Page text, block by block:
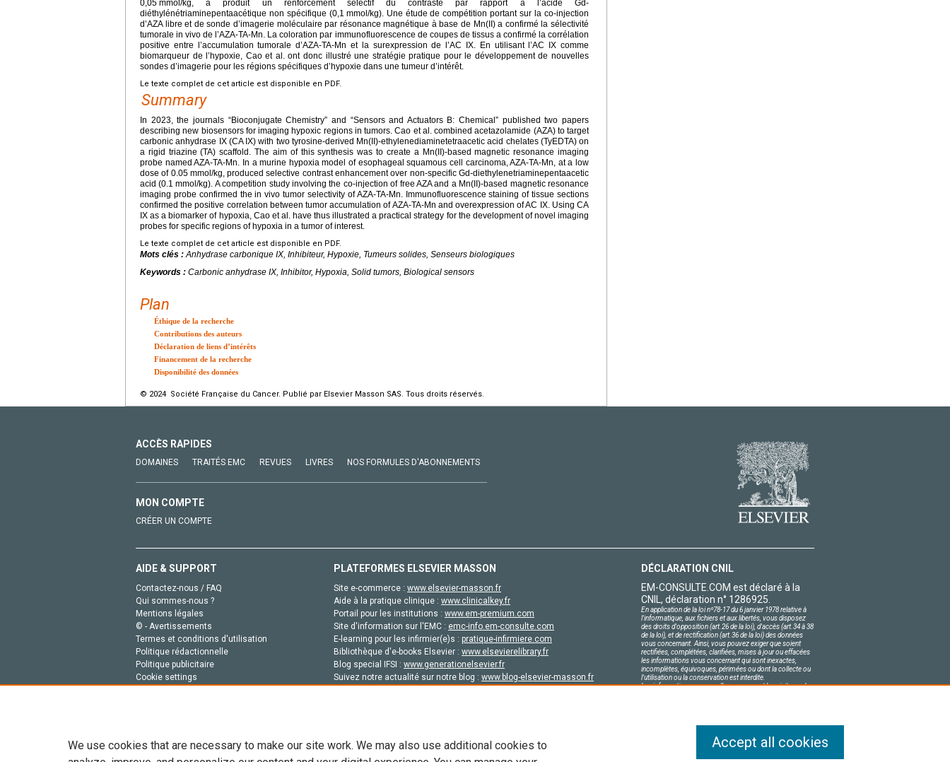
0,05 mmol/kg, a produit un renforcement sélectif du contraste par rapport à l’acide Gd-
diéthylénétriaminepentaacétique non spécifique (0,1 mmol/kg). Une étude de compétition portant sur la co-injection
d’AZA libre et de sonde d’imagerie moléculaire par résonance magnétique à base de Mn(II) a confirmé la sélectivité
tumorale in vivo de l’AZA-TA-Mn. La coloration par immunofluorescence de coupes de tissus a confirmé la corrélation
positive entre l’accumulation tumorale d’AZA-TA-Mn et la surexpression de l’AC IX. En utilisant l’AC IX comme
biomarqueur de l’hypoxie, Cao et al. ont donc illustré une stratégie pratique pour le développement de nouvelles
sondes d’imagerie pour les régions spécifiques d’hypoxie dans une tumeur d’intérêt.
Le texte complet de cet article est disponible en PDF.
Summary
In 2023, the journals “Bioconjugate Chemistry” and “Sensors and Actuators B: Chemical” published two papers
describing new biosensors for imaging hypoxic regions in tumors. Cao et al. combined acetazolamide (AZA) to target
carbonic anhydrase IX (CA IX) with two tyrosine-derived Mn(II)-ethylenediaminetetraacetic acid chelates (TyEDTA) on
a rigid triazine (TA) scaffold. The aim of this synthesis was to create a Mn(II)-based magnetic resonance imaging
probe named AZA-TA-Mn. In a murine hypoxia model of esophageal squamous cell carcinoma, AZA-TA-Mn, at a low
dose of 0.05 mmol/kg, produced selective contrast enhancement over non-specific Gd-diethylenetriaminepentaacetic
acid (0.1 mmol/kg). A competition study involving the co-injection of free AZA and a Mn(II)-based magnetic resonance
imaging probe confirmed the in vivo tumor selectivity of AZA-TA-Mn. Immunofluorescence staining of tissue sections
confirmed the positive correlation between tumor accumulation of AZA-TA-Mn and overexpression of AC IX. Using CA
IX as a biomarker of hypoxia, Cao et al. have thus illustrated a practical strategy for the development of novel imaging
probes for specific regions of hypoxia in a tumor of interest.
Le texte complet de cet article est disponible en PDF.
Mots clés :Anhydrase carbonique IX, Inhibiteur, Hypoxie, Tumeurs solides, Senseurs biologiques
Keywords : Carbonic anhydrase IX, Inhibitor, Hypoxia, Solid tumors, Biological sensors
Plan
Éthique de la recherche
Contributions des auteurs
Déclaration de liens d’intérêts
Financement de la recherche
Disponibilité des données
© 2024 Société Française du Cancer. Publié par Elsevier Masson SAS. Tous droits réservés.
ACCÈS RAPIDES
DOMAINES TRAITÉS EMC REVUES LIVRES NOS FORMULES D'ABONNEMENTS
MON COMPTE
CRÉER UN COMPTE
AIDE & SUPPORT
Contactez-nous / FAQ
Qui sommes-nous ?
Mentions légales
© - Avertissements
Termes et conditions d'utilisation
Politique rédactionnelle
Politique publicitaire
Cookie settings
PLATEFORMES ELSEVIER MASSON
Site e-commerce : www.elsevier-masson.fr
Aide à la pratique clinique : www.clinicalkey.fr
Portail pour les institutions : www.em-premium.com
Site d'information sur l'EMC : emc-info.em-consulte.com
E-learning pour les infirmier(e)s : pratique-infirmiere.com
Bibliothèque d'e-books Elsevier : www.elsevierelibrary.fr
Blog special IFSI : www.generationelsevier.fr
Suivez notre actualité sur notre blog : www.blog-elsevier-masson.fr
DÉCLARATION CNIL
EM-CONSULTE.COM est déclaré à la
CNIL, déclaration n° 1286925.
En application de la loi nº78-17 du 6 janvier 1978 relative à
l'informatique, aux fichiers et aux libertés, vous disposez
des droits d'opposition (art.26 de la loi), d'accès (art.34 à 38
de la loi), et de rectification (art.36 de la loi) des données
vous concernant. Ainsi, vous pouvez exiger que soient
rectifiées, complétées, clarifiées, mises à jour ou effacées
les informations vous concernant qui sont inexactes,
incomplètes, équivoques, périmées ou dont la collecte ou
l'utilisation ou la conservation est interdite.
Les informations personnelles concernant les visiteurs de
We use cookies that are necessary to make our site work. We may also use additional cookies to
Accept all cookies